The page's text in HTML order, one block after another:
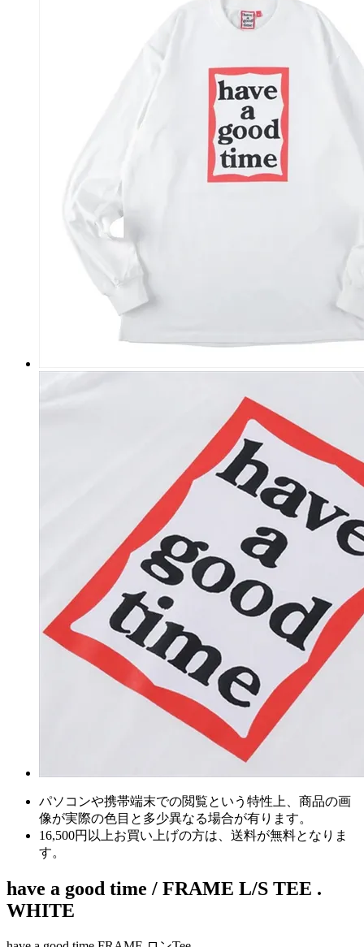
パソコンや携帯端末での閲覧という特性上、商品の画
像が実際の色目と多少異なる場合が有ります。
16,500円以上お買い上げの方は、 送料が無料となりま
す。
have a good time / FRAME L/S TEE .
WHITE